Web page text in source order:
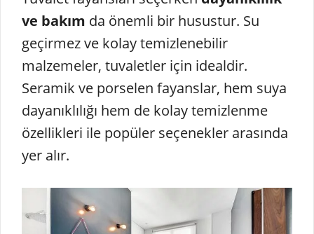
ve bakım da önemli bir husustur. Su
geçirmez ve kolay temizlenebilir
malzemeler, tuvaletler için idealdir.
Seramik ve porselen fayanslar, hem suya
dayanıklılığı hem de kolay temizlenme
özellikleri ile popüler seçenekler arasında
yer alır.